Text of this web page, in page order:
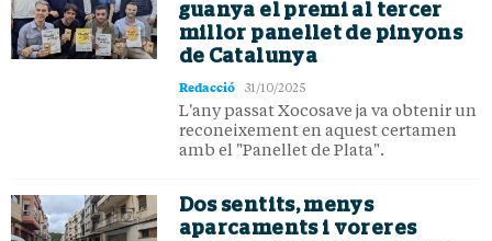
guanya el premi al tercer
millor panellet de pinyons
de Catalunya
Redacció 31/10/2025
L'any passat Xocosave ja va obtenir un
reconeixement en aquest certamen
amb el "Panellet de Plata".
Dos sentits, menys
aparcaments i voreres